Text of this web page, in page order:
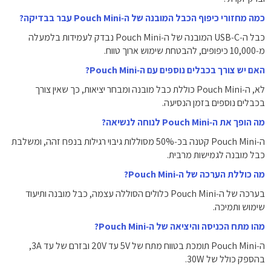
כמה מחזורי כיפוף הכבל המובנה של ה‑Pouch Mini עבר בבדיקה?
כבל ה‑USB‑C המובנה של ה‑Pouch Mini נבדק לעמידות בלמעלה
מ‑10,000 כיפופים, להבטחת שימוש ארוך טווח.
האם יש צורך בכבלים נוספים עם ה‑Pouch Mini?
לא, ה‑Pouch Mini כוללת כבל מובנה ומבחר יציאות, כך שאין צורך
בכבלים נוספים בזמן הנסיעה.
מה הופך את ה‑Pouch Mini לנוחה לנשיאה?
ה‑Pouch Mini קטנה בכ‑50% מסוללות גיבוי רגילות בנפח זהה, ומשלבת
כבל מובנה לגמישות מרבית.
מה כוללת הערכה של ה‑Pouch Mini?
בערכה של ה‑Pouch Mini כלולים הסוללה עצמה, כבל מובנה ותיעוד
שימוש ותמיכה.
מהו מתח הכניסה והיציאה של ה‑Pouch Mini?
ה‑Pouch Mini תומכת בטווח מתח של 5V עד 20V ובזרם של עד 3A,
בהספק כולל של 30W.